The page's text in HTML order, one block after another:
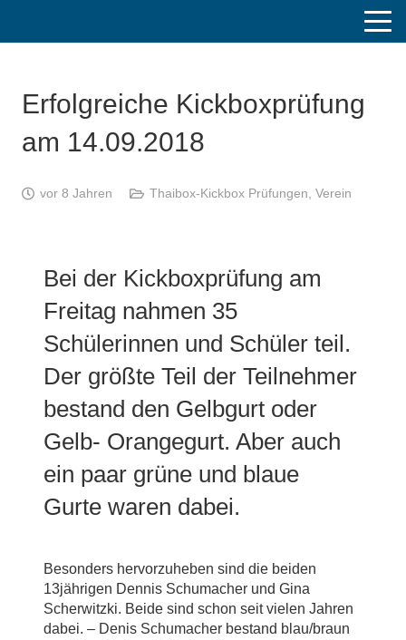
Erfolgreiche Kickboxprüfung
am 14.09.2018
vor 8 Jahren Thaibox-Kickbox Prüfungen Verein
Bei der Kickboxprüfung am
Freitag nahmen 35
Schülerinnen und Schüler teil.
Der größte Teil der Teilnehmer
bestand den Gelbgurt oder
Gelb- Orangegurt. Aber auch
ein paar grüne und blaue
Gurte waren dabei.
Besonders hervorzuheben sind die beiden
13jährigen Dennis Schumacher und Gina
Scherwitzki. Beide sind schon seit vielen Jahren
dabei. – Denis Schumacher bestand blau/braun